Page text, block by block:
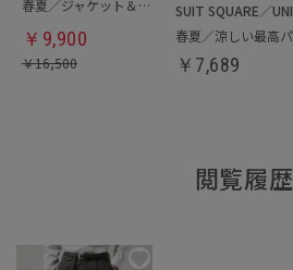
春夏／ジャケット＆パンツセットアップ／洗濯ネット付き
￥ 9,900
￥16,500 ￥ 7,689
閲覧履歴